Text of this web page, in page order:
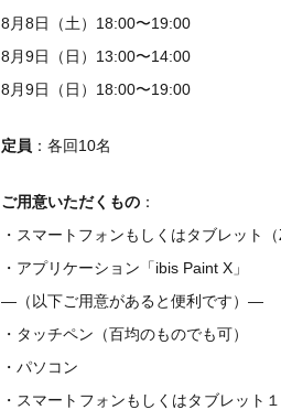
8月8日（土）18:00〜19:00
8月9日（日）13:00〜14:00
8月9日（日）18:00〜19:00
定員 ：各回10名
ご用意いただくもの ：
・スマートフォンもしくはタブレット
・アプリケーション「ibis Paint X」
—（以下ご用意があると便利です）—
・タッチペン（百均のものでも可）
・パソコン
・スマートフォンもしくはタブレット